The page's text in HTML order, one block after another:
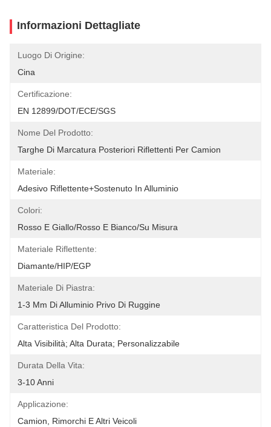
Informazioni Dettagliate
Luogo Di Origine:
Cina
Certificazione:
EN 12899/DOT/ECE/SGS
Nome Del Prodotto:
Targhe Di Marcatura Posteriori Riflettenti Per Camion
Materiale:
Adesivo Riflettente+sostenuto In Alluminio
Colori:
Rosso E Giallo/rosso E Bianco/su Misura
Materiale Riflettente:
Diamante/HIP/EGP
Materiale Di Piastra:
1-3 Mm Di Alluminio Privo Di Ruggine
Caratteristica Del Prodotto:
Alta Visibilità; Alta Durata; Personalizzabile
Durata Della Vita:
3-10 Anni
Applicazione:
Camion, Rimorchi E Altri Veicoli